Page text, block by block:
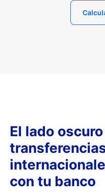
El lado
con tu banco